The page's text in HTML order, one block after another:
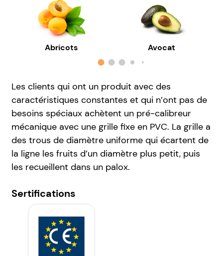
Abricots Avocat
Les clients qui ont un produit avec des
caractéristiques constantes et qui n’ont pas de
besoins spéciaux achètent un pré-calibreur
mécanique avec une grille fixe en PVC. La grille a
des trous de diamètre uniforme qui écartent de
la ligne les fruits d’un diamètre plus petit, puis
les recueillent dans un palox.
Sertifications